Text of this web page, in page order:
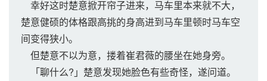
幸好这时楚意掀开帘子进来，马车里本来就不大，
楚意健硕的体格跟高挑的身高进到马车里顿时马车空
间变得狭小。
但楚意不以为意，搂着崔君薇的腰坐在她身旁。
「聊什么?」楚意发现她脸色有些奇怪，遂问道。